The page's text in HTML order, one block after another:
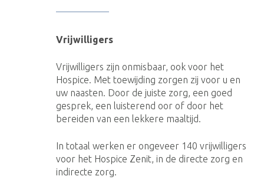
Vrijwilligers
Vrijwilligers zijn onmisbaar, ook voor het
Hospice. Met toewijding zorgen zij voor u en
uw naasten. Door de juiste zorg, een goed
gesprek, een luisterend oor of door het
bereiden van een lekkere maaltijd.
In totaal werken er ongeveer 140 vrijwilligers
voor het Hospice Zenit, in de directe zorg en
indirecte zorg.